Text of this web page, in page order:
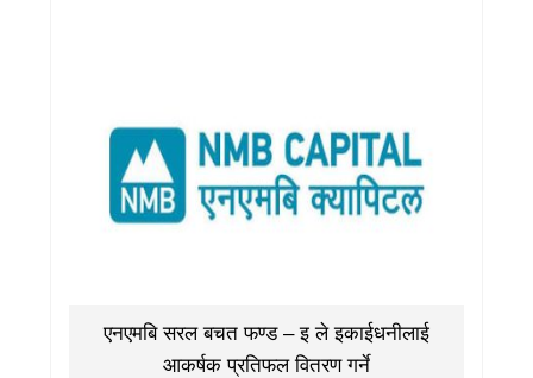
एनएमबि सरल बचत फण्ड – इ ले इकाईधनीलाई
आकर्षक प्रतिफल वितरण गर्ने